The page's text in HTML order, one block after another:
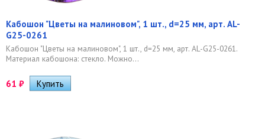
Кабошон "Цветы на малиновом", 1 шт., d=25 мм, арт. AL-
G25-0261
Кабошон "Цветы на малиновом", 1 шт., d=25 мм, арт. AL-G25-0261.
Материал кабошона: стекло. Можно...
61 ₽